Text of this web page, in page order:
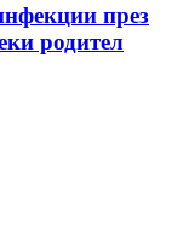
през
родител